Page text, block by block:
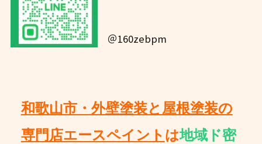
＠160zebpm
和歌山市・外壁塗装と屋根塗装の
専門店エースペイント は地域ド密